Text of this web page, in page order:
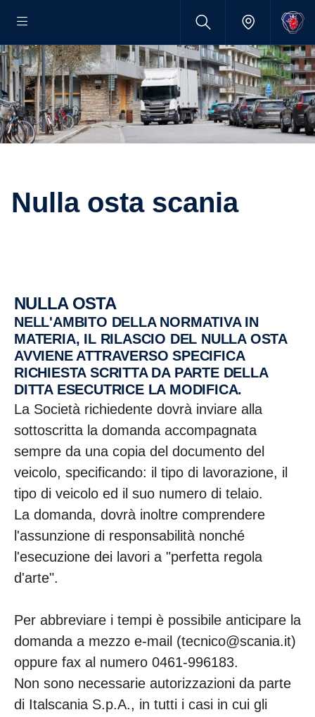
nulla osta scania
NULLA OSTA
NELL'AMBITO DELLA NORMATIVA IN
MATERIA, IL RILASCIO DEL NULLA OSTA
AVVIENE ATTRAVERSO SPECIFICA
RICHIESTA SCRITTA DA PARTE DELLA
DITTA ESECUTRICE LA MODIFICA.
La Società richiedente dovrà inviare alla
sottoscritta la domanda accompagnata
sempre da una copia del documento del
veicolo, specificando: il tipo di lavorazione, il
tipo di veicolo ed il suo numero di telaio.
La domanda, dovrà inoltre comprendere
l'assunzione di responsabilità nonché
l'esecuzione dei lavori a "perfetta regola
d'arte".
Per abbreviare i tempi è possibile anticipare la
domanda a mezzo e-mail (tecnico@scania.it)
oppure fax al numero 0461-996183.
Non sono necessarie autorizzazioni da parte
di Italscania S.p.A., in tutti i casi in cui gli